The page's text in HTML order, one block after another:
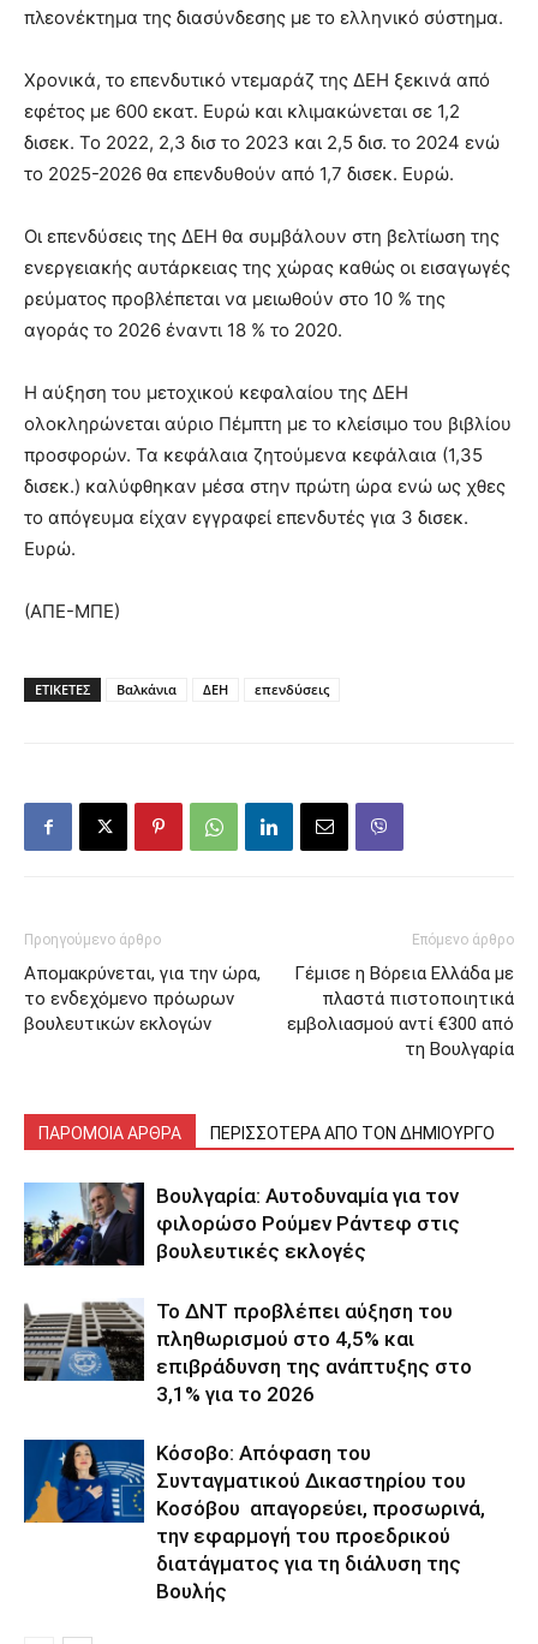
πλεονέκτημα της διασύνδεσης με το ελληνικό σύστημα.
Χρονικά, το επενδυτικό ντεμαράζ της ΔΕΗ ξεκινά από
εφέτος με 600 εκατ. Ευρώ και κλιμακώνεται σε 1,2
δισεκ. Το 2022, 2,3 δισ το 2023 και 2,5 δισ. το 2024 ενώ
το 2025-2026 θα επενδυθούν από 1,7 δισεκ. Ευρώ.
Οι επενδύσεις της ΔΕΗ θα συμβάλουν στη βελτίωση της
ενεργειακής αυτάρκειας της χώρας καθώς οι εισαγωγές
ρεύματος προβλέπεται να μειωθούν στο 10 % της
αγοράς το 2026 έναντι 18 % το 2020.
Η αύξηση του μετοχικού κεφαλαίου της ΔΕΗ
ολοκληρώνεται αύριο Πέμπτη με το κλείσιμο του βιβλίου
προσφορών. Τα κεφάλαια ζητούμενα κεφάλαια (1,35
δισεκ.) καλύφθηκαν μέσα στην πρώτη ώρα ενώ ως χθες
το απόγευμα είχαν εγγραφεί επενδυτές για 3 δισεκ.
Ευρώ.
(ΑΠΕ-ΜΠΕ)
ΕΤΙΚΕΤΕΣ Βαλκάνια ΔΕΗ επενδύσεις
Προηγούμενο άρθρο
Απομακρύνεται, για την ώρα,
το ενδεχόμενο πρόωρων
βουλευτικών εκλογών
Επόμενο άρθρο
Γέμισε η Βόρεια Ελλάδα με
πλαστά πιστοποιητικά
εμβολιασμού αντί €300 από
τη Βουλγαρία
ΠΑΡΟΜΟΙΑ ΑΡΘΡΑ ΠΕΡΙΣΣΟΤΕΡΑ ΑΠΟ ΤΟΝ ΔΗΜΙΟΥΡΓΟ
Βουλγαρία: Αυτοδυναμία για τον
φιλορώσο Ρούμεν Ράντεφ στις
βουλευτικές εκλογές
Το ΔΝΤ προβλέπει αύξηση του
πληθωρισμού στο 4,5% και
επιβράδυνση της ανάπτυξης στο
3,1% για το 2026
Κόσοβο: Απόφαση του
Συνταγματικού Δικαστηρίου του
Κοσόβου απαγορεύει, προσωρινά,
την εφαρμογή του προεδρικού
διατάγματος για τη διάλυση της
Βουλής